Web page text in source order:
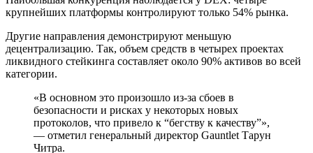
крупнейших платформы контролируют только 54% рынка.
Другие направления демонстрируют меньшую
децентрализацию. Так, объем средств в четырех проектах
ликвидного стейкинга составляет около 90% активов во всей
категории.
«В основном это произошло из-за сбоев в
безопасности и рисках у некоторых новых
протоколов, что привело к “бегству к качеству”»,
— отметил генеральный директор Gauntlet Тарун
Читра.